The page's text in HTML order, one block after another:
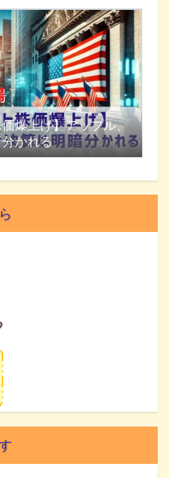
爆上げ】アップル、
かれる